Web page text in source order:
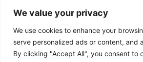
We value your privacy
We use cookies to enhance your
serve personalized ads or content, and
By clicking "Accept All", you consent to
KONTAKT
IMPRESSUM MARKETING